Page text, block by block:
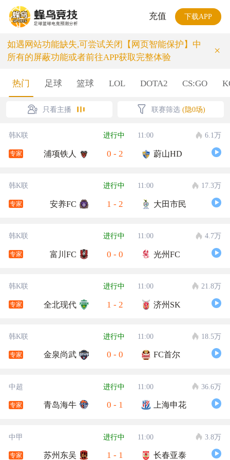
充值 下载APP
如遇网站功能缺失,可尝试关闭【网页智能保护】中
所有的屏蔽功能或者前往APP获取完整体验
×
热门 足球 篮球 LOL DOTA2 CS:GO
只看主播 联赛筛选 (隐0场)
韩K联 进行中 11:00 6.1万
专家 浦项铁人 0 - 2 蔚山HD
韩K联 进行中 11:00 17.3万
专家 安养FC 1 - 2 大田市民
韩K联 进行中 11:00 4.7万
专家 富川FC 0 - 0 光州FC
韩K联 进行中 11:00 21.8万
专家 全北现代 1 - 2 济州SK
韩K联 进行中 11:00 18.5万
专家 金泉尚武 0 - 0 FC首尔
中超 进行中 11:00 36.6万
专家 青岛海牛 0 - 1 上海申花
中甲 进行中 11:00 3.8万
专家 苏州东吴 1 - 1 长春亚泰